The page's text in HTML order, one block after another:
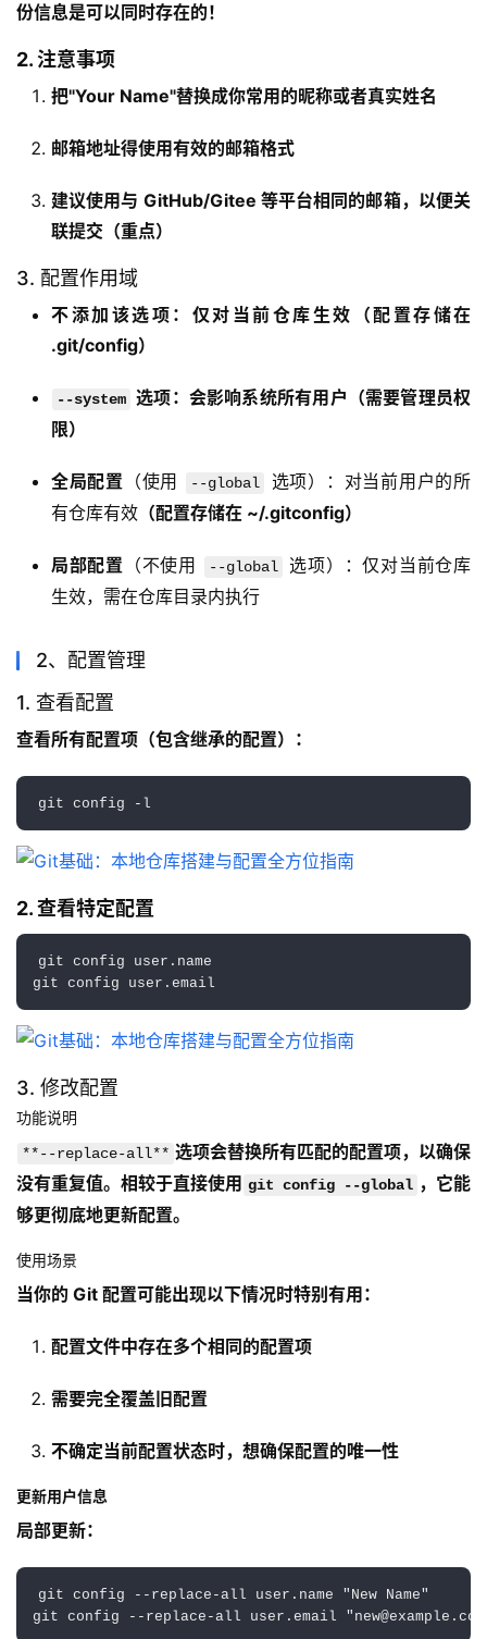
份信息是可以同时存在的！
2. 注意事项
把"Your Name"替换成你常用的昵称或者真实姓名
邮箱地址得使用有效的邮箱格式
建议使用与 GitHub/Gitee 等平台相同的邮箱，以便关
联提交（重点）
3. 配置作用域
不添加该选项：仅对当前仓库生效（配置存储在
.git/config）
--system 选项：会影响系统所有用户（需要管理员权
限）
全局配置 （使用 --global
选项）：对当前用户的所
有仓库有效 （配置存储在 ~/.gitconfig）
局部配置 （不使用 --global
选项）：仅对当前仓库
生效，需在仓库目录内执行
2、配置管理
1. 查看配置
查看所有配置项（包含继承的配置）：
2. 查看特定配置
git config user.name
3. 修改配置
功能说明
**--replace-all** 选项会替换所有匹配的配置项，以确保
没有重复值。相较于直接使用 git config --global ，它能
够更彻底地更新配置。
使用场景
当你的 Git 配置可能出现以下情况时特别有用：
配置文件中存在多个相同的配置项
需要完全覆盖旧配置
不确定当前配置状态时，想确保配置的唯一性
更新用户信息
局部更新：
git config --replace-all user.name "New Name"